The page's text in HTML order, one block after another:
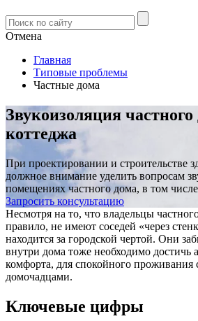
Отмена
Главная
Типовые проблемы
Частные дома
Звукоизоляция частного
коттеджа
При проектировании и строительстве
должное внимание уделить вопросам
помещениях частного дома, в том
Запросить консультацию
Несмотря на то, что владельцы
правило, не имеют соседей «через
находится за городской чертой. Они
внутри дома тоже необходимо достичь
комфорта, для спокойного проживания
домочадцами.
Ключевые цифры